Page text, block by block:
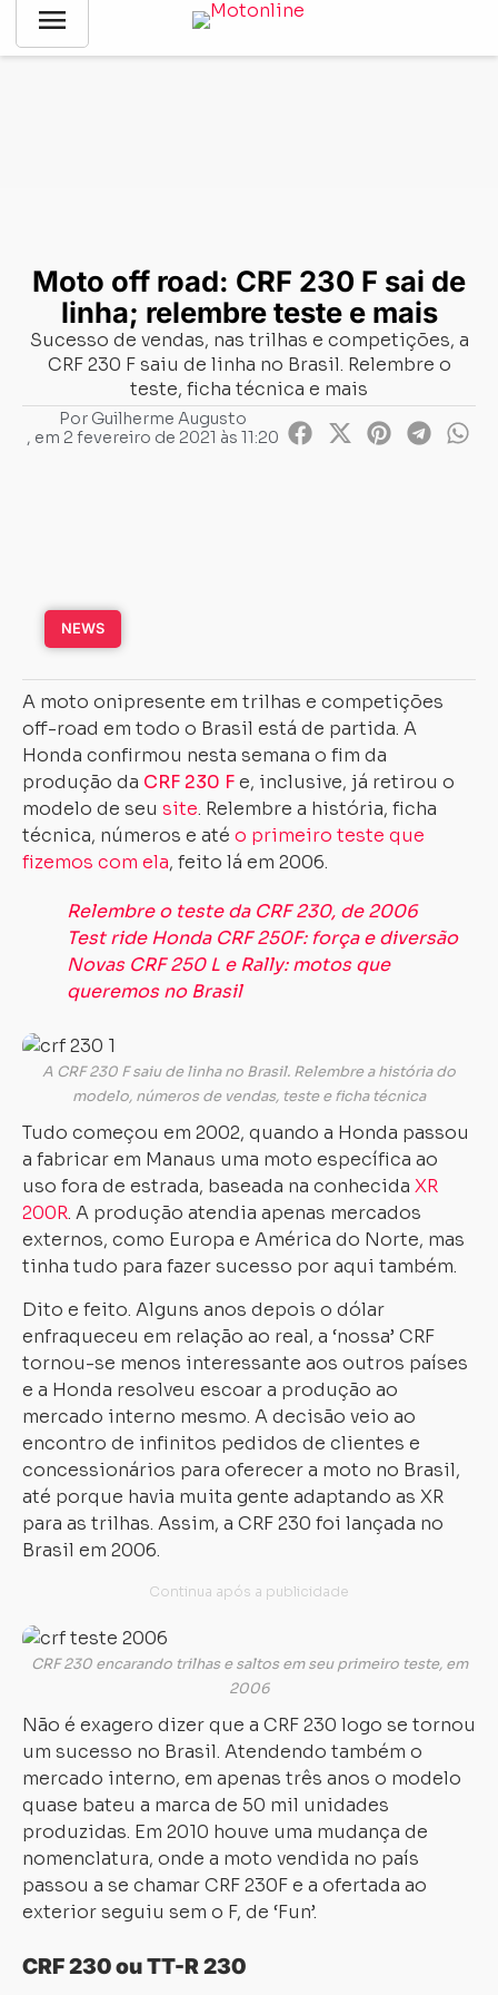
menu
Notícias
Moto off road: CRF 230 F sai de linha;
Moto off road: CRF 230 F sai de
linha; relembre teste e mais
Sucesso de vendas, nas trilhas e competições, a
CRF 230 F saiu de linha no Brasil. Relembre o
teste, ficha técnica e mais
PorGuilherme Augusto
, em 2 fevereiro de 2021 às 11:20
NEWS
A moto onipresente em trilhas e competições
off-road em todo o Brasil está de partida. A
Honda confirmou nesta semana o fim da
produção da CRF 230 Fe, inclusive, já retirou o
modelo de seu site. Relembre a história, ficha
técnica, números e até o primeiro teste que
fizemos com ela, feito lá em 2006.
Relembre o teste da CRF 230, de 2006
Test ride Honda CRF 250F: força e diversão
Novas CRF 250 L e Rally: motos que
queremos no Brasil
A CRF 230 F saiu de linha no Brasil. Relembre a história do
modelo, números de vendas, teste e ficha técnica
Tudo começou em 2002, quando a Honda passou
a fabricar em Manaus uma moto específica ao
uso fora de estrada, baseada na conhecida XR
200R. A produção atendia apenas mercados
externos, como Europa e América do Norte, mas
tinha tudo para fazer sucesso por aqui também.
Dito e feito. Alguns anos depois o dólar
enfraqueceu em relação ao real, a ‘nossa’ CRF
tornou-se menos interessante aos outros países
e a Honda resolveu escoar a produção ao
mercado interno mesmo. A decisão veio ao
encontro de infinitos pedidos de clientes e
concessionários para oferecer a moto no Brasil,
até porque havia muita gente adaptando as XR
para as trilhas. Assim, a CRF 230 foi lançada no
Brasil em 2006.
CRF 230 encarando trilhas e saltos em seu primeiro teste, em
2006
Não é exagero dizer que a CRF 230 logo se tornou
um sucesso no Brasil. Atendendo também o
mercado interno, em apenas três anos o modelo
quase bateu a marca de 50 mil unidades
produzidas. Em 2010 houve uma mudança de
nomenclatura, onde a moto vendida no país
passou a se chamar CRF 230F e a ofertada ao
exterior seguiu sem o F, de ‘Fun’.
CRF 230 ou TT-R 230